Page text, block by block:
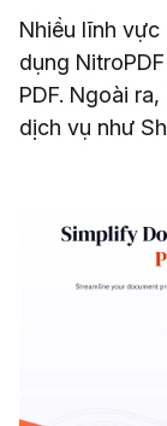
Nhiều lĩnh
dụng
PDF. Ngoài
dịch vụ như